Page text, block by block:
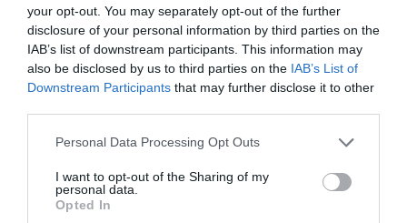
your opt-out. You may separately opt-out of the further
disclosure of your personal information by third parties on the
IAB’s list of downstream participants. This information may
also be disclosed by us to third parties on the IAB’s List of
Downstream Participants that may further disclose it to other
Please note that this website/app uses one or more Google
not limited to your visit or usage behaviour. You may click to
grant or deny consent to Google and its third-party tags to
use your data for below specified purposes in below Google
Personal Data Processing Opt Outs
I want to opt-out of the Sharing of my
personal data.
Opted In
PRONEWS.GR /AUTO - MOTO
όπισθεν μπορεί να φέρει πρόστιμο έως
350 ευρώ
08.08.2026 | 16:28